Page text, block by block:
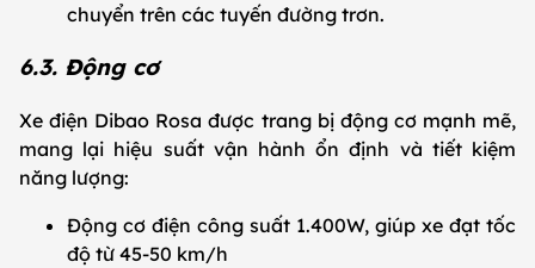
chuyển trên các tuyến đường trơn.
6.3. Động cơ
Xe điện Dibao Rosa được trang bị động cơ mạnh mẽ,
mang lại hiệu suất vận hành ổn định và tiết kiệm
năng lượng:
Động cơ điện công suất 1.400W, giúp xe đạt tốc
độ từ 45-50 km/h